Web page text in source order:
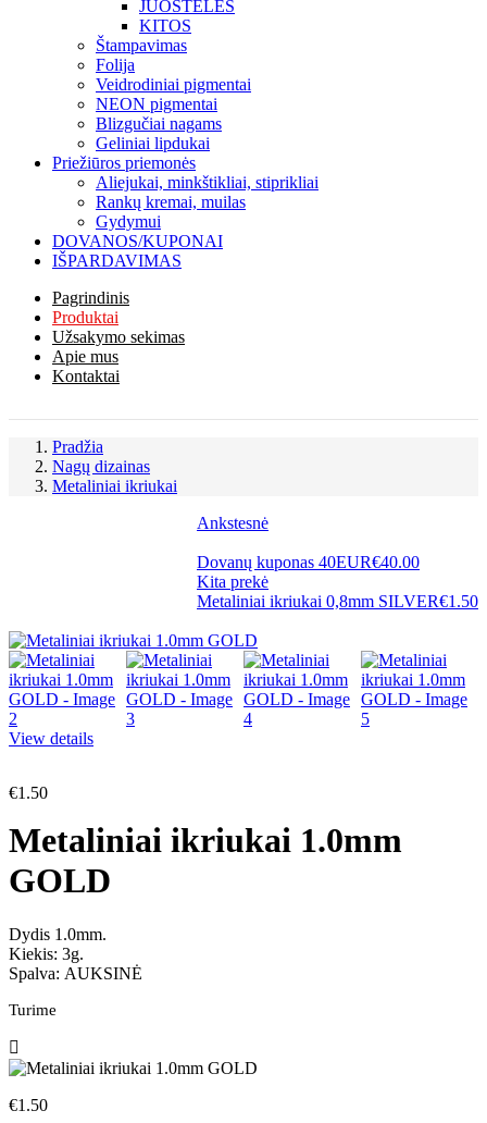
JUOSTELĖS
KITOS
Štampavimas
Folija
Veidrodiniai pigmentai
NEON pigmentai
Blizgučiai nagams
Geliniai lipdukai
Priežiūros priemonės
Aliejukai, minkštikliai, stiprikliai
Rankų kremai, muilas
Gydymui
DOVANOS/KUPONAI
IŠPARDAVIMAS
Pagrindinis
Produktai
Užsakymo sekimas
Apie mus
Kontaktai
Pradžia
Nagų dizainas
Metaliniai ikriukai
Ankstesnė
Dovanų kuponas 40EUR€40.00
Kita prekė
Metaliniai ikriukai 0,8mm SILVER€1.50
View details
€1.50
Metaliniai ikriukai 1.0mm
GOLD
Dydis 1.0mm.
Kiekis: 3g.
Spalva: AUKSINĖ
Turime
€1.50